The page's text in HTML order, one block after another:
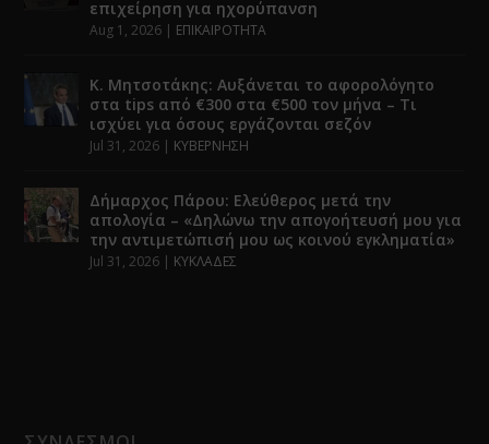
επιχείρηση για ηχορύπανση
Aug 1, 2026 | ΕΠΙΚΑΙΡΟΤΗΤΑ
Κ. Μητσοτάκης: Αυξάνεται το αφορολόγητο
στα tips από €300 στα €500 τον μήνα – Τι
ισχύει για όσους εργάζονται σεζόν
Jul 31, 2026 | ΚΥΒΕΡΝΗΣΗ
Δήμαρχος Πάρου: Ελεύθερος μετά την
απολογία – «Δηλώνω την απογοήτευσή μου για
την αντιμετώπισή μου ως κοινού εγκληματία»
Jul 31, 2026 | ΚΥΚΛΑΔΕΣ